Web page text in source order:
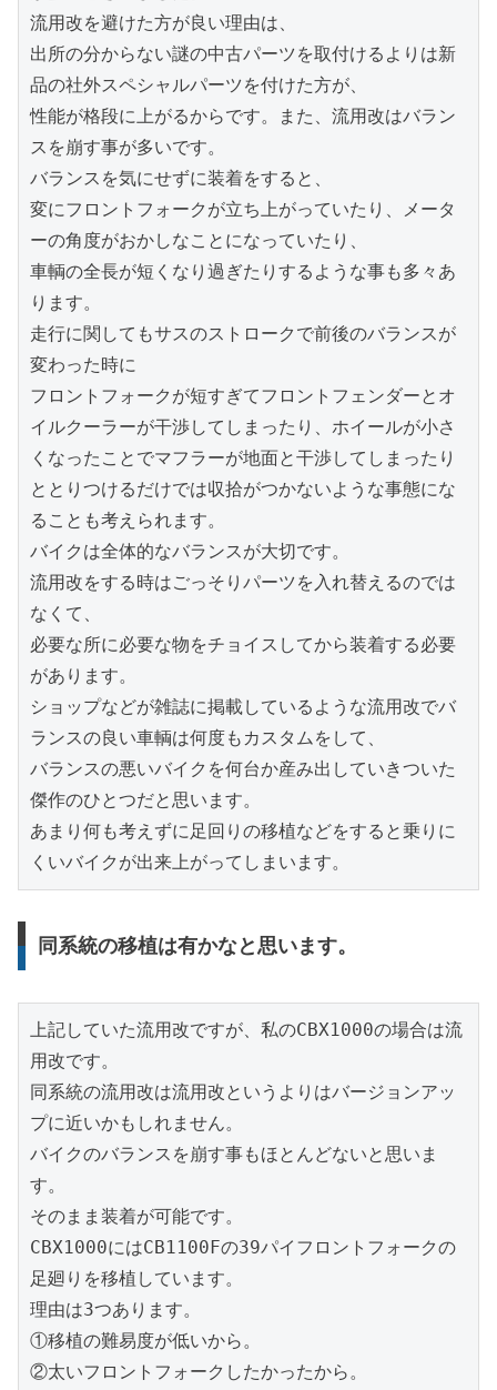
流用改を避けた方が良い理由は、
出所の分からない謎の中古パーツを取付けるよりは新
品の社外スペシャルパーツを付けた方が、
性能が格段に上がるからです。また、流用改はバラン
スを崩す事が多いです。
バランスを気にせずに装着をすると、
変にフロントフォークが立ち上がっていたり、メータ
ーの角度がおかしなことになっていたり、
車輌の全長が短くなり過ぎたりするような事も多々あ
ります。
走行に関してもサスのストロークで前後のバランスが
変わった時に
フロントフォークが短すぎてフロントフェンダーとオ
イルクーラーが干渉してしまったり、ホイールが小さ
くなったことでマフラーが地面と干渉してしまったり
ととりつけるだけでは収拾がつかないような事態にな
ることも考えられます。
バイクは全体的なバランスが大切です。
流用改をする時はごっそりパーツを入れ替えるのでは
なくて、
必要な所に必要な物をチョイスしてから装着する必要
があります。
ショップなどが雑誌に掲載しているような流用改でバ
ランスの良い車輌は何度もカスタムをして、
バランスの悪いバイクを何台か産み出していきついた
傑作のひとつだと思います。
あまり何も考えずに足回りの移植などをすると乗りに
くいバイクが出来上がってしまいます。
同系統の移植は有かなと思います。
上記していた流用改ですが、私のCBX1000の場合は流
用改です。
同系統の流用改は流用改というよりはバージョンアッ
プに近いかもしれません。
バイクのバランスを崩す事もほとんどないと思いま
す。
そのまま装着が可能です。
CBX1000にはCB1100Fの39パイフロントフォークの
足廻りを移植しています。
理由は3つあります。
①移植の難易度が低いから。
②太いフロントフォークしたかったから。